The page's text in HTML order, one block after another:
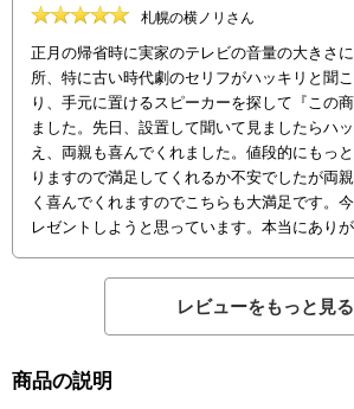
札幌の横ノリさん
正月の帰省時に実家のテレビの音量の大きさ
所、特に古い時代劇のセリフがハッキリと聞
り、手元に置けるスピーカーを探して『この
ました。先日、設置して聞いて見ましたらハ
え、両親も喜んでくれました。値段的にもっ
りますので満足してくれるか不安でしたが両
く喜んでくれますのでこちらも大満足です。
レゼントしようと思っています。本当にあり
レビューをもっと見る
商品の説明